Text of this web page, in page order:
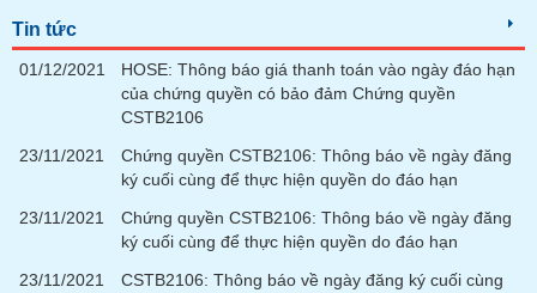
Tin tức
01/12/2021
HOSE: Thông báo giá thanh toán vào ngày đáo hạn
của chứng quyền có bảo đảm Chứng quyền
CSTB2106
23/11/2021
Chứng quyền CSTB2106: Thông báo về ngày đăng
ký cuối cùng để thực hiện quyền do đáo hạn
23/11/2021
Chứng quyền CSTB2106: Thông báo về ngày đăng
ký cuối cùng để thực hiện quyền do đáo hạn
23/11/2021
CSTB2106: Thông báo về ngày đăng ký cuối cùng